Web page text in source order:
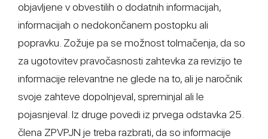
objavljene v obvestilih o dodatnih informacijah,
informacijah o nedokončanem postopku ali
popravku. Zožuje pa se možnost tolmačenja, da so
za ugotovitev pravočasnosti zahtevka za revizijo te
informacije relevantne ne glede na to, ali je naročnik
svoje zahteve dopolnjeval, spreminjal ali le
pojasnjeval. Iz druge povedi iz prvega odstavka 25.
člena ZPVPJN je treba razbrati, da so informacije